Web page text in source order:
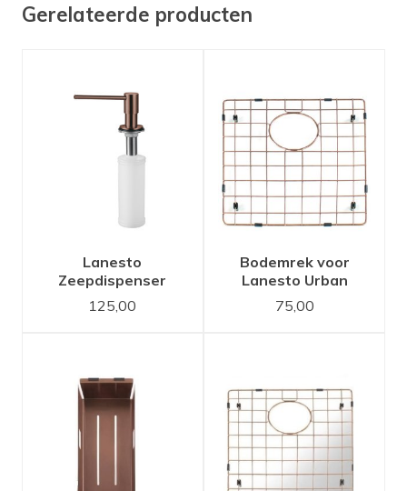
Gerelateerde producten
Lanesto
Zeepdispenser
Copper / Koper
125,00
Bodemrek voor
Lanesto Urban
Copper / Koper
50x40 spoelbak
75,00